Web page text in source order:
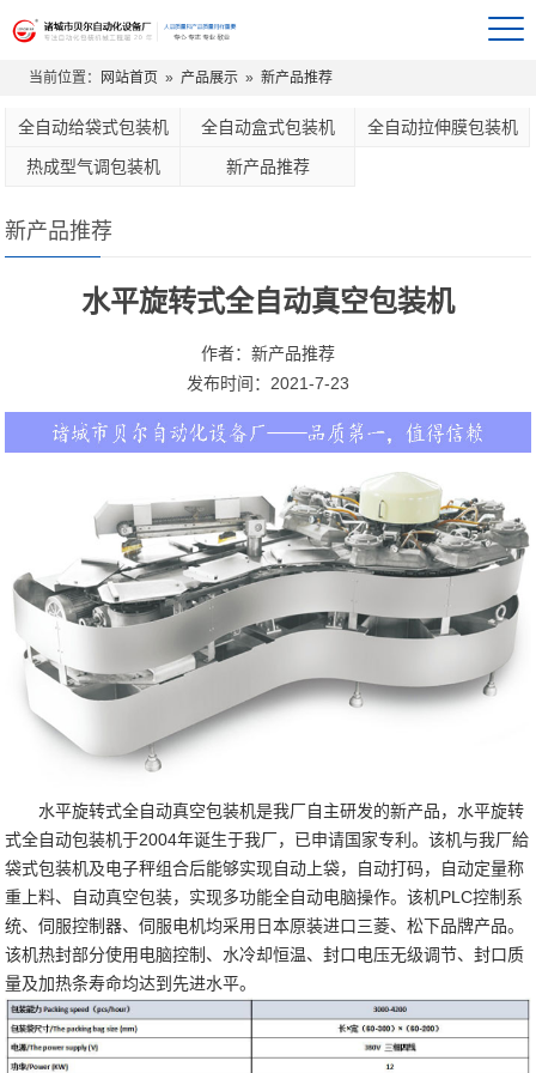
当前位置： 网站首页 »产品展示 »新产品推荐
全自动给袋式包装机 全自动盒式包装机 全自动拉伸膜包装机
热成型气调包装机 新产品推荐
新产品推荐
水平旋转式全自动真空包装机
作者：新产品推荐
发布时间：2021-7-23
水平旋转式全自动真空包装机是我厂自主研发的新产品，水平旋转
式全自动包装机于2004年诞生于我厂，已申请国家专利。该机与我厂給
袋式包装机及电子秤组合后能够实现自动上袋，自动打码，自动定量称
重上料、自动真空包装，实现多功能全自动电脑操作。该机PLC控制系
统、伺服控制器、伺服电机均采用日本原装进口三菱、松下品牌产品。
该机热封部分使用电脑控制、水冷却恒温、封口电压无级调节、封口质
量及加热条寿命均达到先进水平。